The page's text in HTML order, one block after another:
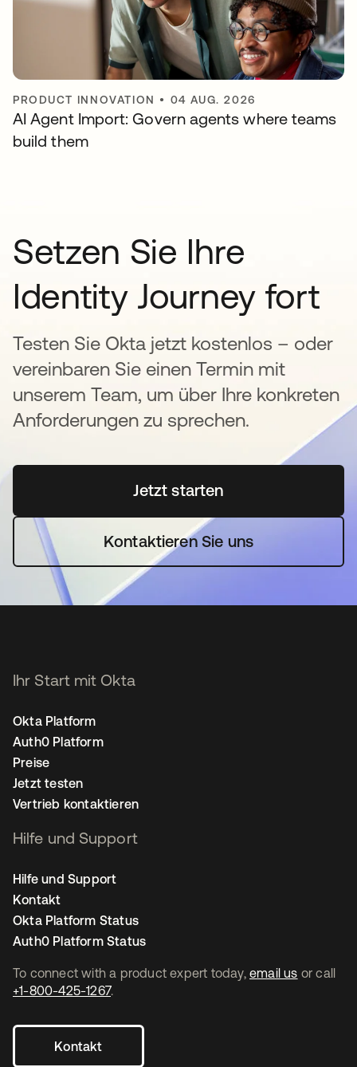
PRODUCT INNOVATION • 04 AUG. 2026
AI Agent Import: Govern agents where teams
build them
Setzen Sie Ihre
Identity Journey fort
Testen Sie Okta jetzt kostenlos – oder
vereinbaren Sie einen Termin mit
unserem Team, um über Ihre konkreten
Anforderungen zu sprechen.
Jetzt startenwird in einer neuen
Kontaktieren Sie uns
To connect with a product expert today, email us or call
+1-800-425-1267.
Kontakt
Ihr Start mit Okta
Okta Platform
Auth0 Platform
Preise
Jetzt testen
Vertrieb kontaktieren
Hilfe und Support
Hilfe und Support
Kontakt
Okta Platform Status
Auth0 Platform Status